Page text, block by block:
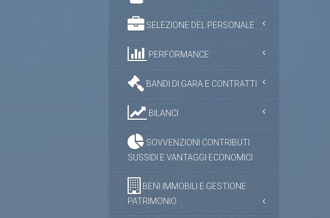
SELEZIONE DEL PERSONALE
PERFORMANCE
BANDI DI GARA E CONTRATTI
BILANCI
SOVVENZIONI CONTRIBUTI
SUSSIDI E VANTAGGI ECONOMICI
BENI IMMOBILI E GESTIONE
PATRIMONIO